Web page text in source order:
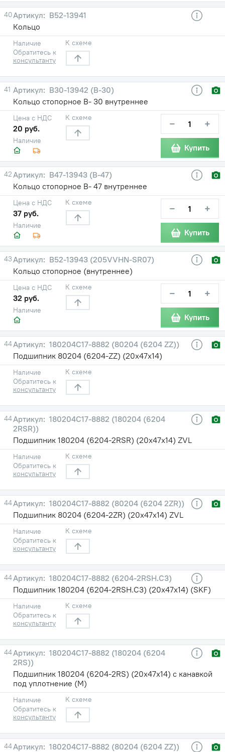
40
В52-13941
Кольцо
Наличие
Обратитесь к
консультанту
К схеме
41
В30-13942 (В-30)
Кольцо стопорное В- 30 внутреннее
Наличие
Цена с НДС
20 руб.
К схеме − +
Купить
42
В47-13943 (В-47)
Кольцо стопорное В- 47 внутреннее
Наличие
Цена с НДС
37 руб.
К схеме − +
Купить
43
В52-13943 (205VVHN-SR07)
Кольцо стопорное (внутреннее)
Наличие
Цена с НДС
32 руб.
К схеме − +
Купить
44
180204С17-8882 (80204 (6204 ZZ))
Подшипник 80204 (6204-ZZ) (20х47х14)
Наличие
Обратитесь к
консультанту
К схеме
44
180204С17-8882 (180204 (6204
2RSR))
Подшипник 180204 (6204-2RSR) (20х47х14) ZVL
Наличие
Обратитесь к
консультанту
К схеме
44
180204С17-8882 (80204 (6204 2ZR))
Подшипник 80204 (6204-2ZR) (20х47х14) ZVL
Наличие
Обратитесь к
консультанту
К схеме
44
180204С17-8882 (6204-2RSH.C3)
Подшипник 180204 (6204-2RSH.C3) (20х47х14) (SKF)
Наличие
Обратитесь к
консультанту
К схеме
44
180204С17-8882 (180204 (6204
2RS))
Подшипник 180204 (6204-2RS) (20х47х14) с канавкой
под уплотнение (М)
Наличие
Обратитесь к
консультанту
К схеме
44
180204С17-8882 (80204 (6204 ZZ))